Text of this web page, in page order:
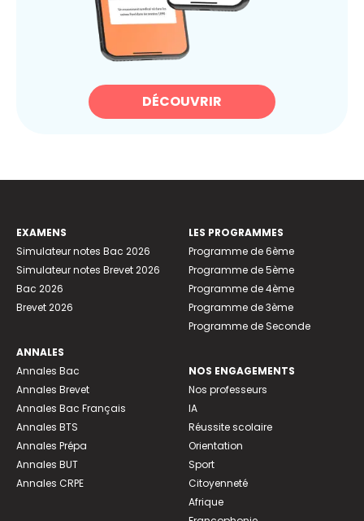
DÉCOUVRIR
EXAMENS
Simulateur notes Bac 2026
Simulateur notes Brevet 2026
Bac 2026
Brevet 2026
ANNALES
Annales Bac
Annales Brevet
Annales Bac Français
Annales BTS
Annales Prépa
Annales BUT
Annales CRPE
LES PROGRAMMES
Programme de 6ème
Programme de 5ème
Programme de 4ème
Programme de 3ème
Programme de Seconde
NOS ENGAGEMENTS
Nos professeurs
IA
Réussite scolaire
Orientation
Sport
Citoyenneté
Afrique